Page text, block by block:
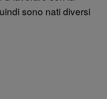
sono nati diversi